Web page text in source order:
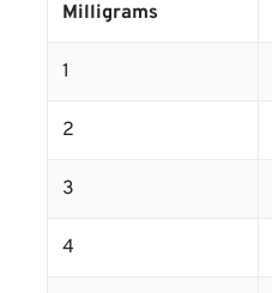
Milligrams
1
2
3
4